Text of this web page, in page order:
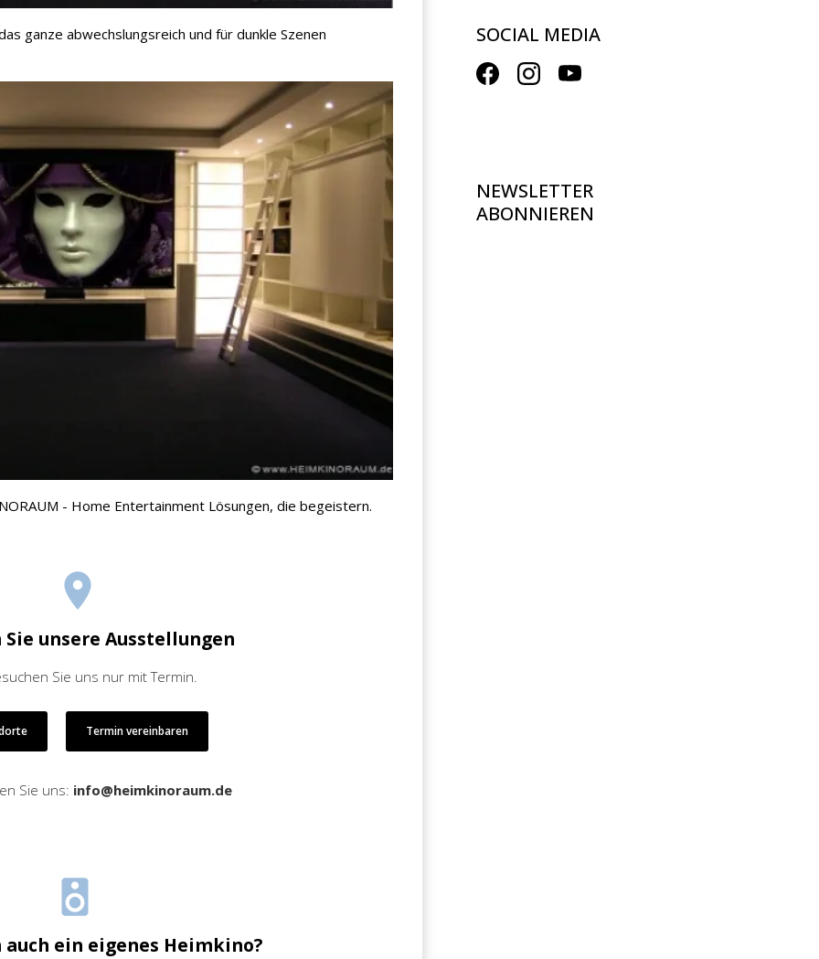
ganze abwechslungsreich und für dunkle Szenen
- Home Entertainment Lösungen, die begeistern.
Sie unsere Ausstellungen
Sie uns nur mit Termin.
Termin vereinbaren
Sie uns: info@heimkinoraum.de
auch ein eigenes Heimkino?
SOCIAL MEDIA
NEWSLETTER
ABONNIEREN